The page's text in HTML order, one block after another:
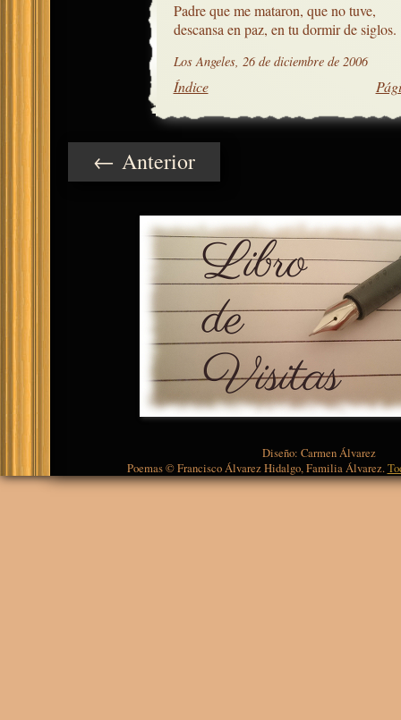
Padre que me mataron, que no tuve,
descansa en paz, en tu dormir de siglos.
Los Angeles, 26 de diciembre de 2006
Índice
← Anterior
Diseño: Carmen Álvarez
Poemas © Francisco Álvarez Hidalgo, Familia Álvarez.